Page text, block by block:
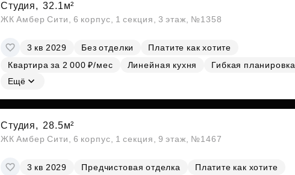
Студия, 32.1м²
ЖК Амбер Сити, 6 корпус, 1 секция, 3 этаж, №1358
3 кв 2029 Без отделки
Платите как хотите
Квартира за 2 000 ₽/мес
Линейная кухня
Гибкая планировка
Ещё
Студия, 28.5м²
ЖК Амбер Сити, 6 корпус, 1 секция, 9 этаж, №1467
3 кв 2029 Предчистовая отделка
Платите как хотите